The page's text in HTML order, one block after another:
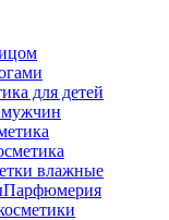
для детей
мужчин
влажные
Парфюмерия